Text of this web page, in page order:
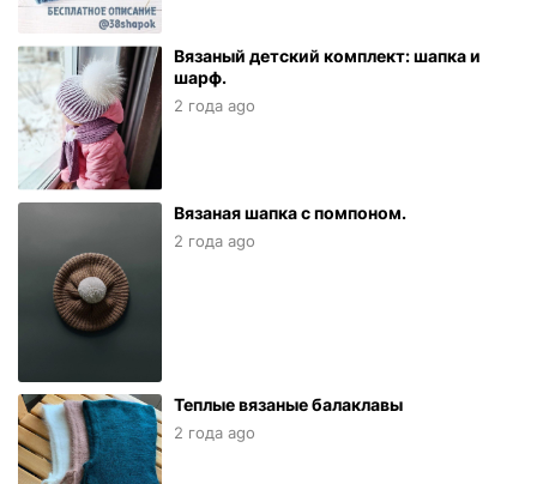
Вязаный детский комплект: шапка и
шарф.
2 года ago
Вязаная шапка с помпоном.
2 года ago
Теплые вязаные балаклавы
2 года ago